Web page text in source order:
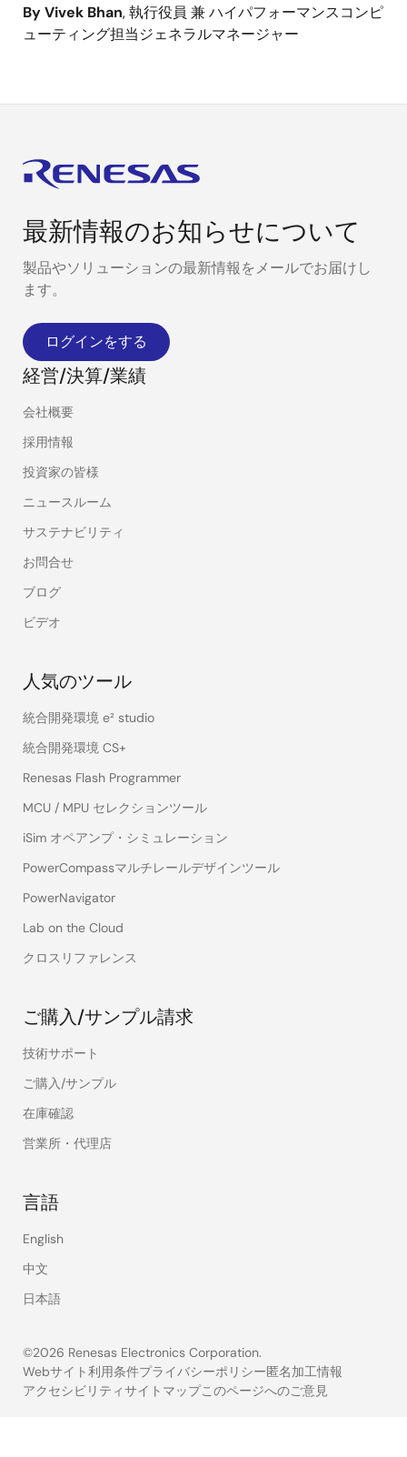
By Vivek Bhan, 執行役員 兼 ハイパフォーマンスコンピ
ューティング担当ジェネラルマネージャー
最新情報のお知らせについて
製品やソリューションの最新情報をメールでお届けし
ます。
ログインをする
経営/決算/業績
会社概要
採用情報
投資家の皆様
ニュースルーム
サステナビリティ
お問合せ
ブログ
ビデオ
人気のツール
統合開発環境 e² studio
統合開発環境 CS+
Renesas Flash Programmer
MCU / MPU セレクションツール
iSim オペアンプ・シミュレーション
PowerCompassマルチレールデザインツール
PowerNavigator
Lab on the Cloud
クロスリファレンス
ご購入/サンプル請求
技術サポート
ご購入/サンプル
在庫確認
営業所・代理店
言語
English
中文
日本語
©2026 Renesas Electronics Corporation.
Legal
Webサイト利用条件プライバシーポリシー匿名加工情報
アクセシビリティサイトマップこのページへのご意見